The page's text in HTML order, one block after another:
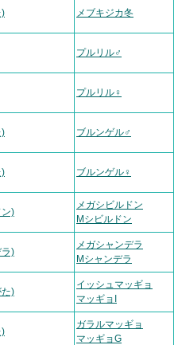
) メブキジカ冬
プルリル♂
プルリル♀
) ブルンゲル♂
) ブルンゲル♀
)
メガシビルドン
Mシビルドン
)
メガシャンデラ
Mシャンデラ
)
イッシュマッギョ
マッギョI
)
ガラルマッギョ
マッギョG